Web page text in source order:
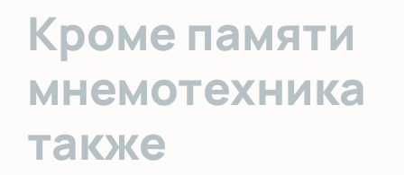
Кроме памяти
мнемотехника
также